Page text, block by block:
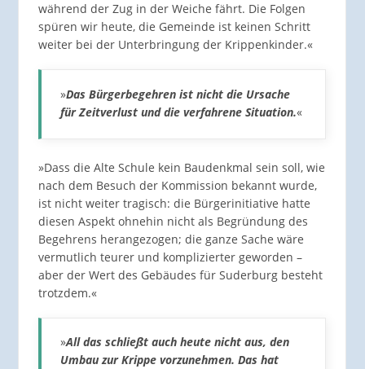
während der Zug in der Weiche fährt. Die Folgen
spüren wir heute, die Gemeinde ist keinen Schritt
weiter bei der Unterbringung der Krippenkinder.«
»Das Bürgerbegehren ist nicht die Ursache
für Zeitverlust und die verfahrene Situation.«
»Dass die Alte Schule kein Baudenkmal sein soll, wie
nach dem Besuch der Kommission bekannt wurde,
ist nicht weiter tragisch: die Bürgerinitiative hatte
diesen Aspekt ohnehin nicht als Begründung des
Begehrens herangezogen; die ganze Sache wäre
vermutlich teurer und komplizierter geworden –
aber der Wert des Gebäudes für Suderburg besteht
trotzdem.«
»All das schließt auch heute nicht aus, den
Umbau zur Krippe vorzunehmen. Das hat